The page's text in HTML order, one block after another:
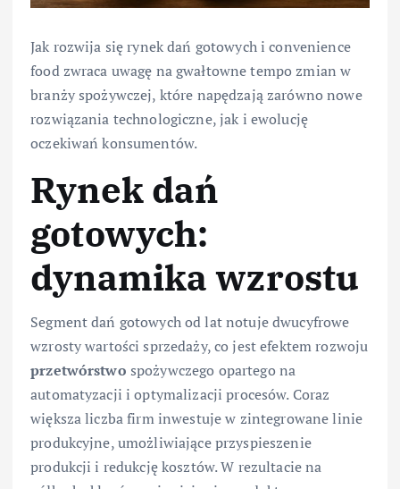
Jak rozwija się rynek dań gotowych i convenience
food zwraca uwagę na gwałtowne tempo zmian w
branży spożywczej, które napędzają zarówno nowe
rozwiązania technologiczne, jak i ewolucję
oczekiwań konsumentów.
Rynek dań
gotowych:
dynamika wzrostu
Segment dań gotowych od lat notuje dwucyfrowe
wzrosty wartości sprzedaży, co jest efektem rozwoju
przetwórstwo spożywczego opartego na
automatyzacji i optymalizacji procesów. Coraz
większa liczba firm inwestuje w zintegrowane linie
produkcyjne, umożliwiające przyspieszenie
produkcji i redukcję kosztów. W rezultacie na